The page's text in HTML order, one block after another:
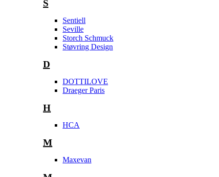
S
Sentiell
Seville
Storch Schmuck
Støvring Design
D
DOTTILOVE
Draeger Paris
H
HCA
M
Maxevan